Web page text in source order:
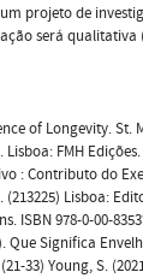
projeto de
será
of Longevity.
FMH Edições.
: Contributo do
Lisboa:
978-0-00-
Que Significa
33) Young, S.